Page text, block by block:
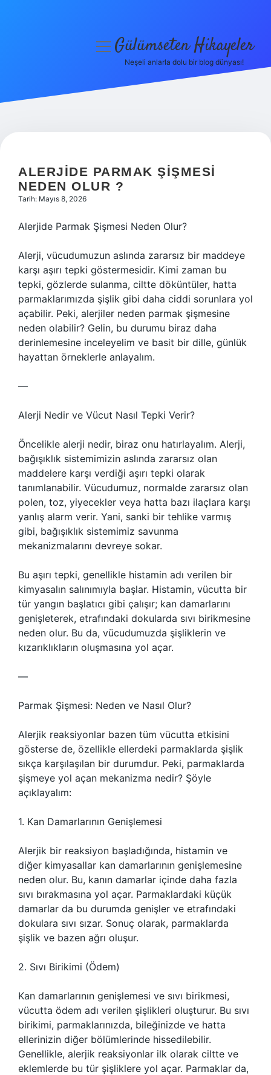
Hakkımızda
menüyüGülümseten Hikayeler
Neşeli anlarla dolu bir blog dünyası!
ALERJIDE PARMAK ŞIŞMESI
NEDEN OLUR ?
Tarih: Mayıs 8, 2026
Alerjide Parmak Şişmesi Neden Olur?
Alerji, vücudumuzun aslında zararsız bir maddeye
karşı aşırı tepki göstermesidir. Kimi zaman bu
tepki, gözlerde sulanma, ciltte döküntüler, hatta
parmaklarımızda şişlik gibi daha ciddi sorunlara yol
açabilir. Peki, alerjiler neden parmak şişmesine
neden olabilir? Gelin, bu durumu biraz daha
derinlemesine inceleyelim ve basit bir dille, günlük
hayattan örneklerle anlayalım.
—
Alerji Nedir ve Vücut Nasıl Tepki Verir?
Öncelikle alerji nedir, biraz onu hatırlayalım. Alerji,
bağışıklık sistemimizin aslında zararsız olan
maddelere karşı verdiği aşırı tepki olarak
tanımlanabilir. Vücudumuz, normalde zararsız olan
polen, toz, yiyecekler veya hatta bazı ilaçlara karşı
yanlış alarm verir. Yani, sanki bir tehlike varmış
gibi, bağışıklık sistemimiz savunma
mekanizmalarını devreye sokar.
Bu aşırı tepki, genellikle histamin adı verilen bir
kimyasalın salınımıyla başlar. Histamin, vücutta bir
tür yangın başlatıcı gibi çalışır; kan damarlarını
genişleterek, etrafındaki dokularda sıvı birikmesine
neden olur. Bu da, vücudumuzda şişliklerin ve
kızarıklıkların oluşmasına yol açar.
—
Parmak Şişmesi: Neden ve Nasıl Olur?
Alerjik reaksiyonlar bazen tüm vücutta etkisini
gösterse de, özellikle ellerdeki parmaklarda şişlik
sıkça karşılaşılan bir durumdur. Peki, parmaklarda
şişmeye yol açan mekanizma nedir? Şöyle
açıklayalım:
1. Kan Damarlarının Genişlemesi
Alerjik bir reaksiyon başladığında, histamin ve
diğer kimyasallar kan damarlarının genişlemesine
neden olur. Bu, kanın damarlar içinde daha fazla
sıvı bırakmasına yol açar. Parmaklardaki küçük
damarlar da bu durumda genişler ve etrafındaki
dokulara sıvı sızar. Sonuç olarak, parmaklarda
şişlik ve bazen ağrı oluşur.
2. Sıvı Birikimi (Ödem)
Kan damarlarının genişlemesi ve sıvı birikmesi,
vücutta ödem adı verilen şişlikleri oluşturur. Bu sıvı
birikimi, parmaklarınızda, bileğinizde ve hatta
ellerinizin diğer bölümlerinde hissedilebilir.
Genellikle, alerjik reaksiyonlar ilk olarak ciltte ve
eklemlerde bu tür şişliklere yol açar. Parmaklar da,